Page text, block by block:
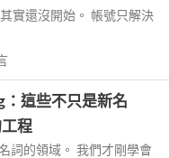
實還沒開始。 帳號只解決
這些不只是新名
程
詞的領域。 我們才剛學會